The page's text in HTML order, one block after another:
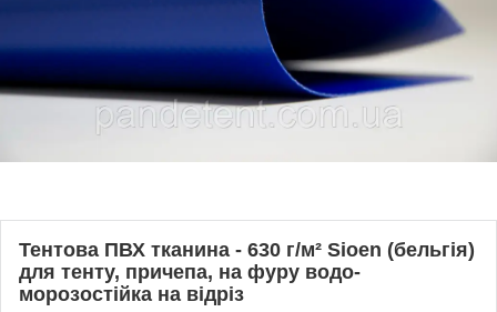
Тентова ПВХ тканина - 630 г/м² Sioen (бельгія)
для тенту, причепа, на фуру водо-
морозостійка на відріз